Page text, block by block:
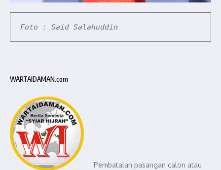
Foto : Said Salahuddin
WARTAIDAMAN.com
Pembatalan pasangan calon atau